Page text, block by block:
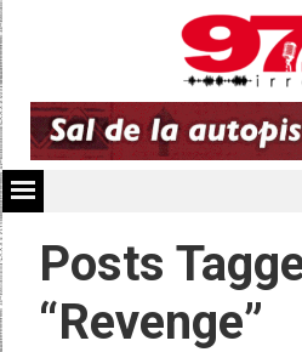
Posts
“Revenge”